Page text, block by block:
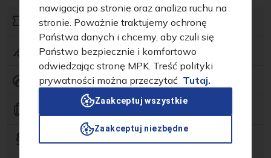
Jak kupić bilet?
Dostępność dla osób z ograniczoną mobilnością
Ekologia
Biuro Rzeczy Znalezionych
Zasady podróży KMK
nawigacja po stronie oraz analiza ruchu na
stronie. Poważnie traktujemy ochronę
Państwa danych i chcemy, aby czuli się
Państwo bezpiecznie i komfortowo
odwiedzając stronę MPK. Treść polityki
prywatności można przeczytać Tutaj.
Zaakceptuj wszystkie
Zaakceptuj niezbędne